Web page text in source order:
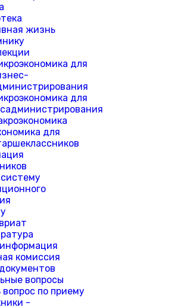
жизнь
для
для
для
комиссия
вопросы
по приему
-